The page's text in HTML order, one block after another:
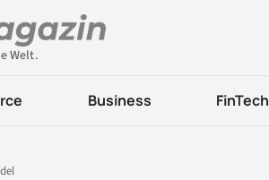
Welt.
Business FinTech